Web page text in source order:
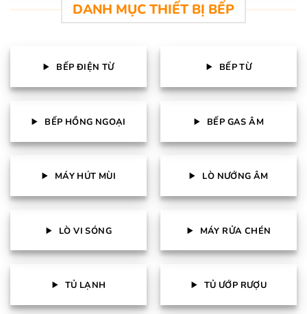
DANH MỤC THIẾT BỊ BẾP
BẾP ĐIỆN TỪ BẾP TỪ
BẾP HỒNG NGOẠI BẾP GAS ÂM
MÁY HÚT MÙI LÒ NƯỚNG ÂM
LÒ VI SÓNG MÁY RỬA CHÉN
TỦ LẠNH TỦ ƯỚP RƯỢU